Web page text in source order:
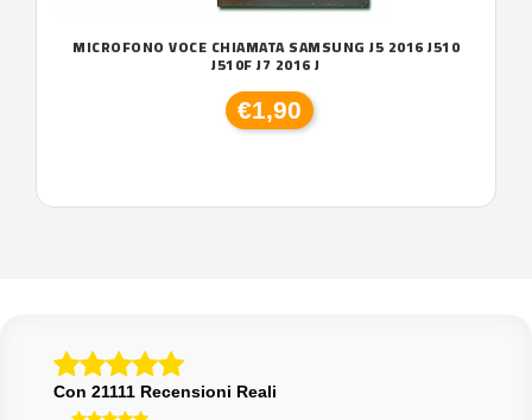
MICROFONO VOCE CHIAMATA SAMSUNG J5 2016 J510
J510F J7 2016 J
€1,90
Con 21111 Recensioni Reali